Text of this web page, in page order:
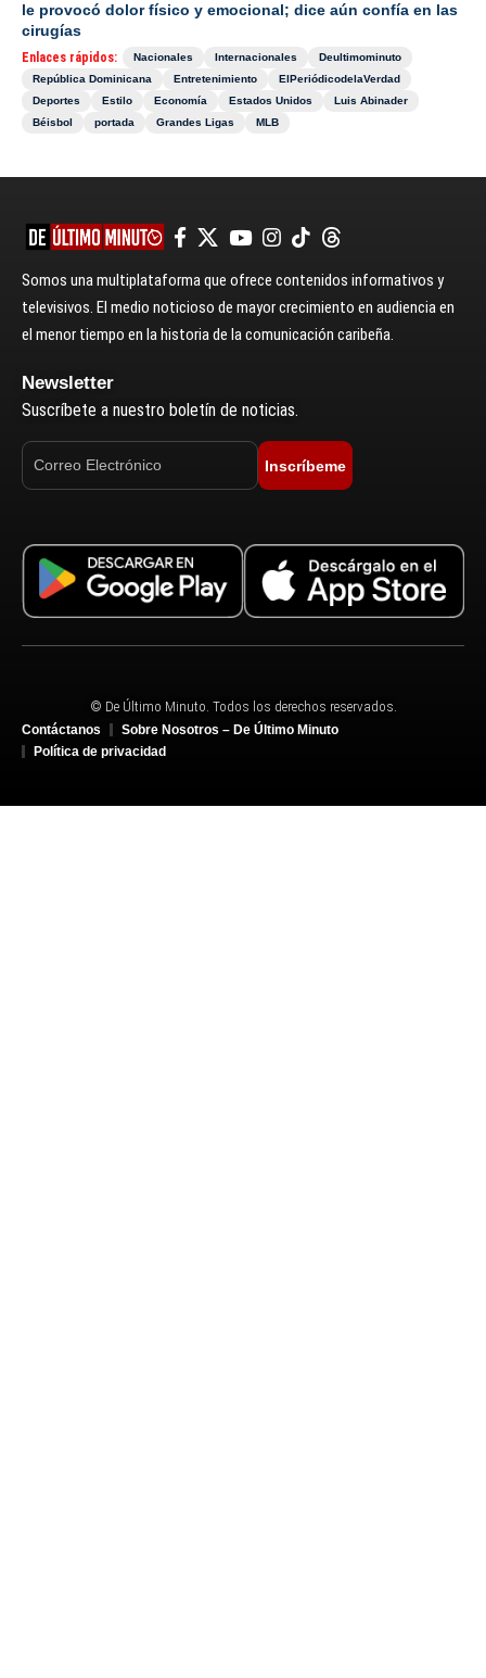
le provocó dolor físico y emocional; dice aún confía en las
cirugías
Enlaces rápidos: Nacionales Internacionales
Deultimominuto
República Dominicana
Entretenimiento
ElPeriódicodelaVerdad
Deportes
Estilo Economía Estados Unidos
Luis Abinader
Béisbol
portada Grandes Ligas MLB
Somos una multiplataforma que ofrece contenidos informativos y
televisivos. El medio noticioso de mayor crecimiento en audiencia en
el menor tiempo en la historia de la comunicación caribeña.
Newsletter
Suscríbete a nuestro boletín de noticias.
Inscríbeme
© De Último Minuto. Todos los derechos reservados.
Contáctanos
Sobre Nosotros – De Último Minuto
Política de privacidad